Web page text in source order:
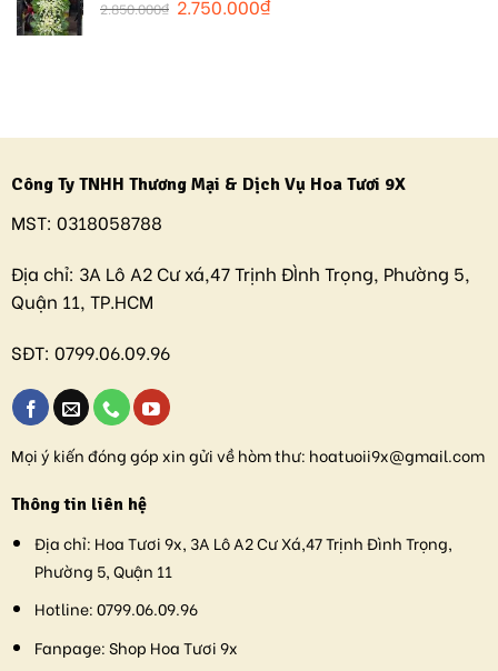
2.850.000₫ 2.750.000₫
Công Ty TNHH Thương Mại & Dịch Vụ Hoa Tươi 9X
MST: 0318058788
Địa chỉ: 3A Lô A2 Cư xá,47 Trịnh ĐÌnh Trọng, Phường 5,
Quận 11, TP.HCM
SĐT: 0799.06.09.96
Mọi ý kiến đóng góp xin gửi về hòm thư: hoatuoii9x@gmail.com
Thông tin liên hệ
Địa chỉ: Hoa Tươi 9x, 3A Lô A2 Cư Xá,47 Trịnh Đình Trọng,
Phường 5, Quận 11
Hotline:0799.06.09.96
Fanpage:Shop Hoa Tươi 9x